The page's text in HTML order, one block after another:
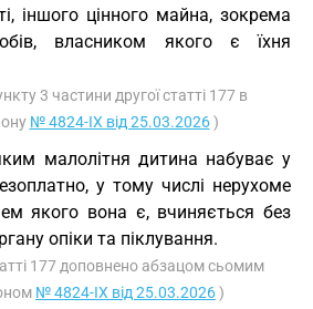
іншого цінного майна, зокрема
власником якого є їхня
3 частини другої статті 177 в
№ 4824-IX від 25.03.2026)
малолітня дитина набуває у
у тому числі нерухоме
якого вона є, вчиняється без
опіки та піклування.
177 доповнено абзацом сьомим
№ 4824-IX від 25.03.2026)